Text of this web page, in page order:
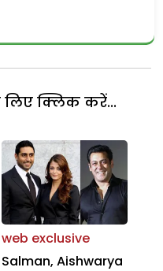
क्लिक करें...
web exclusive
Salman, Aishwarya